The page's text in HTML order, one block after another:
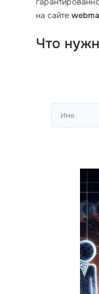
на сайте
Что